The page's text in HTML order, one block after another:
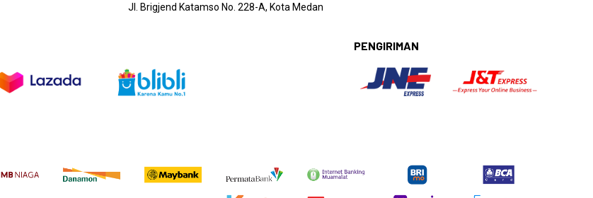
Jl. Brigjend Katamso No. 228-A, Kota Medan
PENGIRIMAN